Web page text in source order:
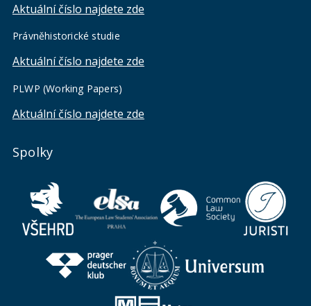
Aktuální číslo najdete zde
Právněhistorické studie
Aktuální číslo najdete zde
PLWP (Working Papers)
Aktuální číslo najdete zde
Spolky